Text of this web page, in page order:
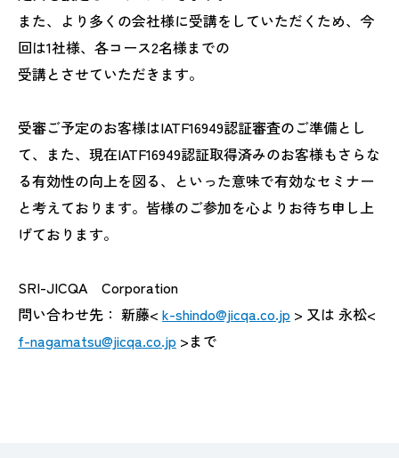
また、より多くの会社様に受講をしていただくため、今
回は1社様、各コース2名様までの
受講とさせていただきます。
受審ご予定のお客様はIATF16949認証審査のご準備とし
て、また、現在IATF16949認証取得済みのお客様もさらな
る有効性の向上を図る、といった意味で有効なセミナー
と考えております。皆様のご参加を心よりお待ち申し上
げております。
SRI-JICQA Corporation
問い合わせ先： 新藤< k-shindo@jicqa.co.jp > 又は 永松<
f-nagamatsu@jicqa.co.jp >まで